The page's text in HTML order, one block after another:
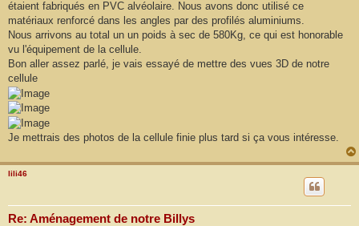
étaient fabriqués en PVC alvéolaire. Nous avons donc utilisé ce
matériaux renforcé dans les angles par des profilés aluminiums.
Nous arrivons au total un un poids à sec de 580Kg, ce qui est honorable
vu l'équipement de la cellule.
Bon aller assez parlé, je vais essayé de mettre des vues 3D de notre
cellule
Je mettrais des photos de la cellule finie plus tard si ça vous intéresse.
lili46
Re: Aménagement de notre Billys